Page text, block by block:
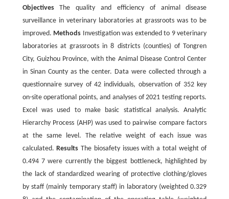
ObjectivesThe quality and efficiency of animal disease
surveillance in veterinary laboratories at grassroots was to be
improved. Methods Investigation was extended to 9 veterinary
laboratories at grassroots in 8 districts (counties) of Tongren
City, Guizhou Province, with the Animal Disease Control Center
in Sinan County as the center. Data were collected through a
questionnaire survey of 42 individuals, observation of 352 key
on-site operational points, and analyses of 2021 testing reports.
Excel was used to make basic statistical analysis. Analytic
Hierarchy Process (AHP) was used to pairwise compare factors
at the same level. The relative weight of each issue was
calculated.Results The biosafety issues with a total weight of
0.494 7 were currently the biggest bottleneck, highlighted by
the lack of standardized wearing of protective clothing/gloves
by staff (mainly temporary staff) in laboratory (weighted 0.329